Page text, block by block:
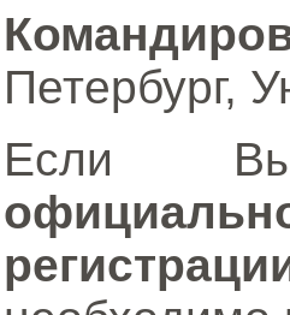
Петербург,
Если Вы